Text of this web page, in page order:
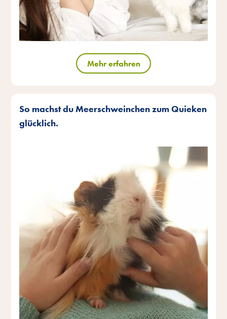
Mehr erfahren
So machst du Meerschweinchen zum Quieken
glücklich.